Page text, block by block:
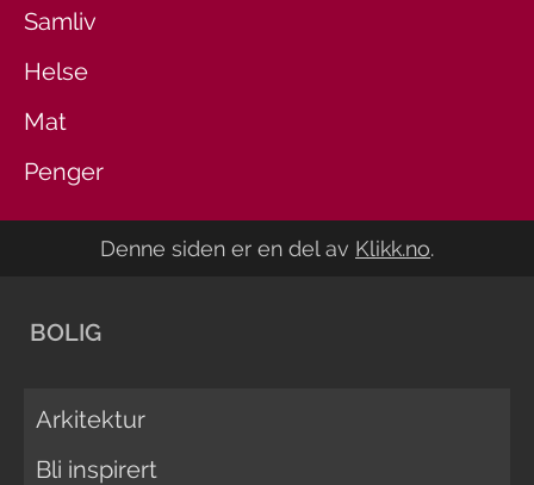
Samliv
Helse
Mat
Penger
Denne siden er en del av Klikk.no.
BOLIG
Arkitektur
Bli inspirert